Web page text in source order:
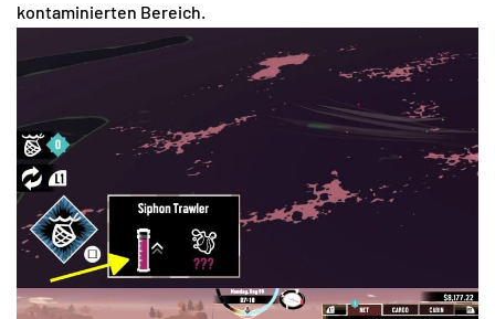
kontaminierten Bereich.